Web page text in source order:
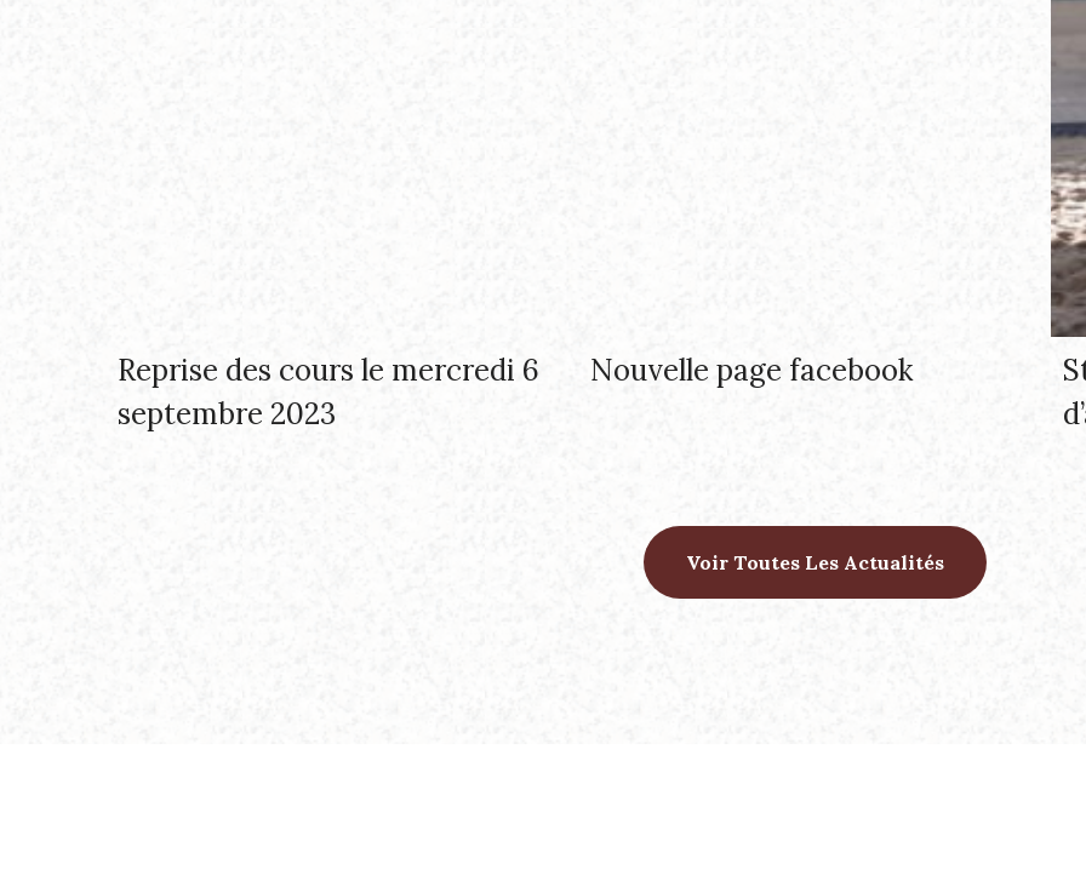
Reprise des cours le mercredi 6
septembre 2023
Nouvelle page facebook
Voir Toutes Les Actualités